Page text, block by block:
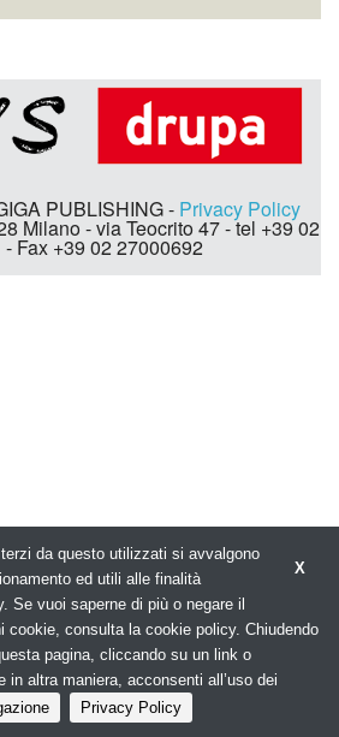
PUBLISHING - Privacy Policy
Milano - via Teocrito 47 - tel +39 02
Fax +39 02 27000692
X
da questo utilizzati si avvalgono
ed utili alle finalità
Se vuoi saperne di più o negare il
cookie, consulta la cookie policy. Chiudendo
pagina, cliccando su un link o
in altra maniera, acconsenti all’uso dei
Privacy Policy